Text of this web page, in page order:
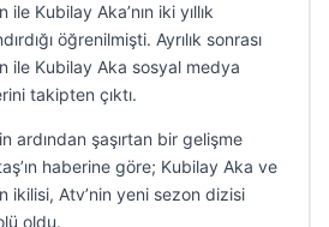
Kubilay Aka’nın iki yıllık
öğrenilmişti. Ayrılık sonrası
ile Kubilay Aka sosyal medya
takipten çıktı.
ardından şaşırtan bir gelişme
haberine göre; Kubilay Aka ve
ikilisi, Atv’nin yeni sezon dizisi
oldu.